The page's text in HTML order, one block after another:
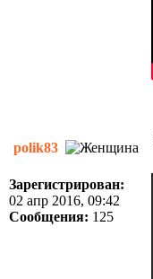
polik83
Зарегистрирован:
02 апр 2016, 09:42
Сообщения: 125